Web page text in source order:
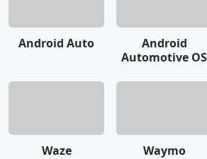
Android Auto
Android
Automotive OS
Waze Waymo